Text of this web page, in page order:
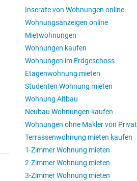
Inserate von Wohnungen online
Wohnungsanzeigen online
Mietwohnungen
Wohnungen kaufen
Wohnungen im Erdgeschoss
Etagenwohnung mieten
Studenten Wohnung mieten
Wohnung Altbau
Neubau Wohnungen kaufen
Wohnungen ohne Makler von Privat
Terrassenwohnung mieten kaufen
1-Zimmer Wohnung mieten
2-Zimmer Wohnung mieten
3-Zimmer Wohnung mieten